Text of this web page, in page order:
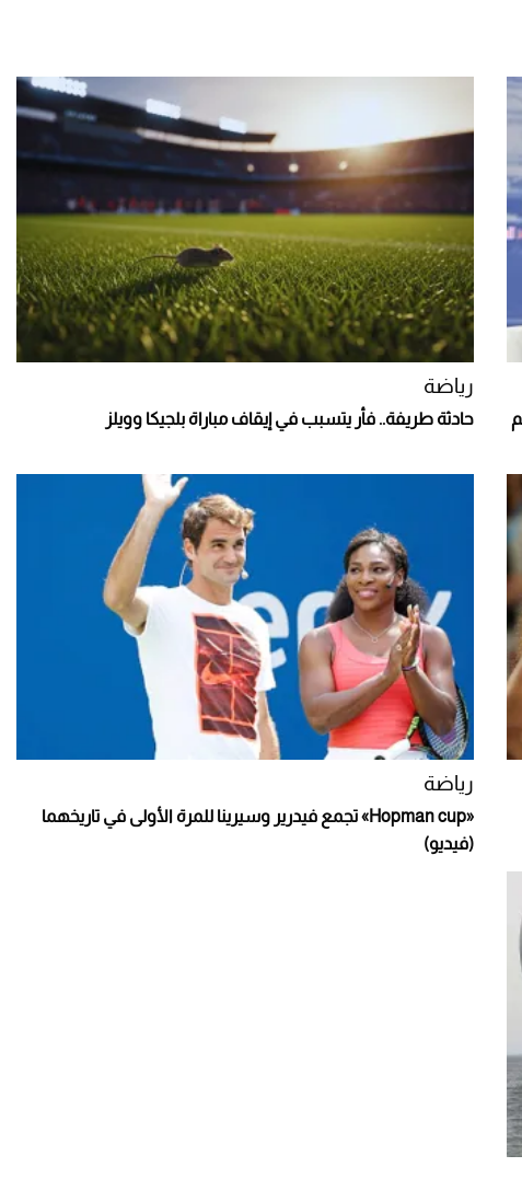
رياضة
حادثة طريفة.. فأر يتسبب في إيقاف مباراة بلجيكا وويلز
رياضة
«Hopman cup» تجمع فيدرير وسيرينا للمرة الأولى في تاريخهما
(فيديو)